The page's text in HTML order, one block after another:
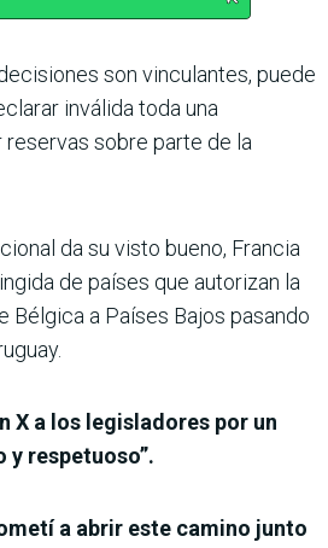
son vinculantes, puede
inválida toda una
reservas sobre parte de la
da su visto bueno, Francia
de países que autorizan la
Bélgica a Países Bajos pasando
X a los legisladores por un
y respetuoso”.
a abrir este camino junto